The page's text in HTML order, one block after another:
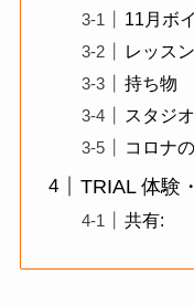
11月ボ
レッス
持ち物
スタジ
コロナ
TRIAL 体験
共有: